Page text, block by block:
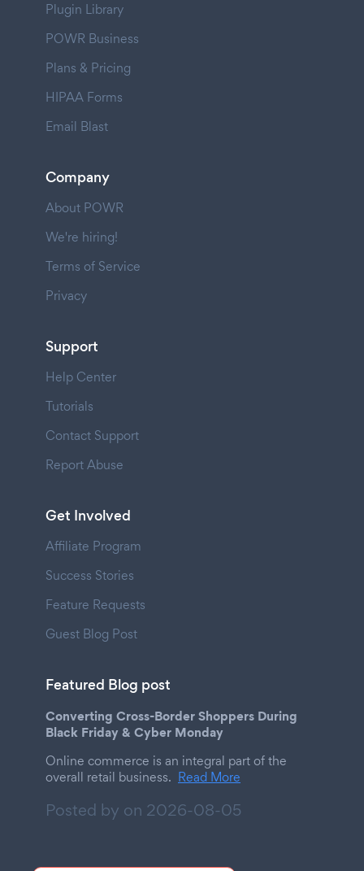
Plugin Library
POWR Business
Plans & Pricing
HIPAA Forms
Email Blast
Company
About POWR
We're hiring!
Terms of Service
Privacy
Support
Help Center
Tutorials
Contact Support
Report Abuse
Get Involved
Affiliate Program
Success Stories
Feature Requests
Guest Blog Post
Featured Blog post
Converting Cross-Border Shoppers During
Black Friday & Cyber Monday
Online commerce is an integral part of the
overall retail business. Read More
Posted by on 2026-08-05